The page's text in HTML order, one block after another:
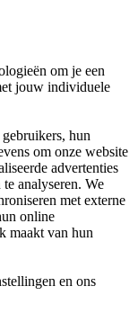
om je een
jouw individuele
hun
om onze website
advertenties
analyseren. We
met externe
online
maakt van hun
en ons